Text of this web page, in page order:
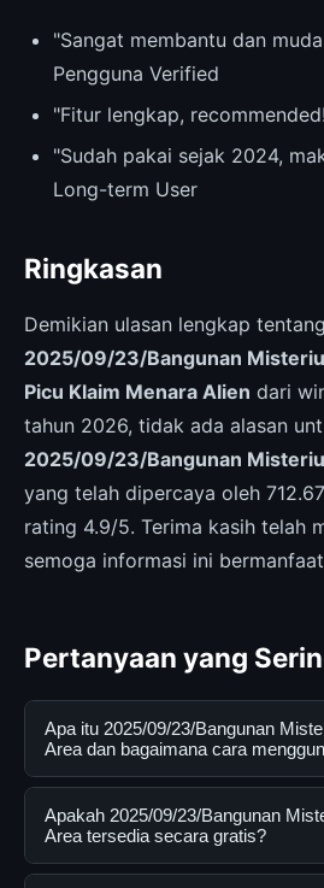
"Sangat membantu dan
Pengguna Verified
"Fitur lengkap,
"Sudah pakai sejak 2024,
Long-term User
Ringkasan
Demikian ulasan lengkap tentang
2025/09/23/Bangunan
Picu Klaim Menara Alien dari
tahun 2026, tidak ada alasan
2025/09/23/Bangunan
yang telah dipercaya oleh
rating 4.9/5. Terima kasih telah
semoga informasi ini
Pertanyaan yang
Apa itu 2025/09/23/Bangunan
Area dan bagaimana cara
2025/09/23/Bangunan Misterius
layanan digital yang dirancang
pengguna mendapatkan
Apakah 2025/09/23/Bangunan
Area tersedia secara gratis?